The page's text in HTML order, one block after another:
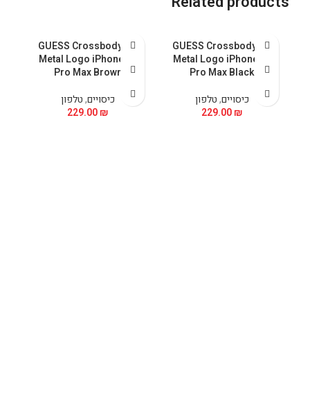
GUESS Crossbody PU
Metal Logo iPhone 15
Pro Max Black
כיסויים,טלפון
229.00₪
GUESS Crossbody PU
Metal Logo iPhone 15
Pro Max Brown
כיסויים,טלפון
229.00₪